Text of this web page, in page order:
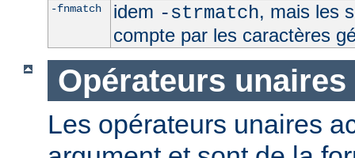
-fnmatch idem -strmatch, mais les
compte par les caractères
Opérateurs unaires
Les opérateurs unaires